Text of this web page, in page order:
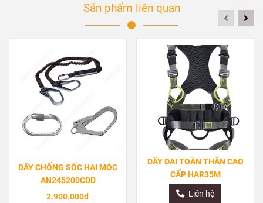
Sản phẩm liên quan
DÂY CHỐNG SỐC HAI MÓC
AN245200CDD
2.900.000đ
DÂY ĐAI TOÀN THÂN CAO
CẤP HAR35M
Liên hệ